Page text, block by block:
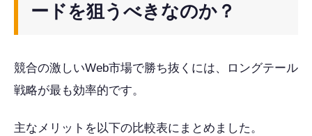
ードを狙うべきなのか？
競合の激しいWeb市場で勝ち抜くには、ロングテール
戦略が最も効率的です。
主なメリットを以下の比較表にまとめました。